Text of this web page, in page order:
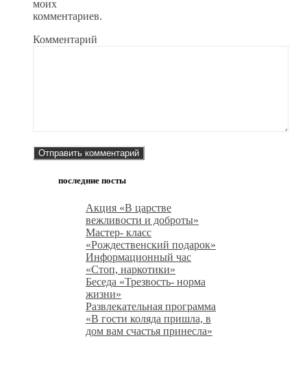
моих
комментариев.
Комментарий
последние посты
Акция «В царстве
вежливости и доброты»
Мастер- класс
«Рождественский подарок»
Информационный час
«Стоп, наркотики»
Беседа «Трезвость- норма
жизни»
Развлекательная программа
«В гости коляда пришла, в
дом вам счастья принесла»